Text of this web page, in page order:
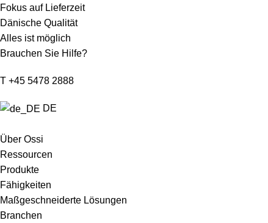
Fokus auf Lieferzeit
Dänische Qualität
Alles ist möglich
Brauchen Sie Hilfe?
T +45 5478 2888
DE
Über Ossi
Ressourcen
Produkte
Fähigkeiten
Maßgeschneiderte Lösungen
Branchen